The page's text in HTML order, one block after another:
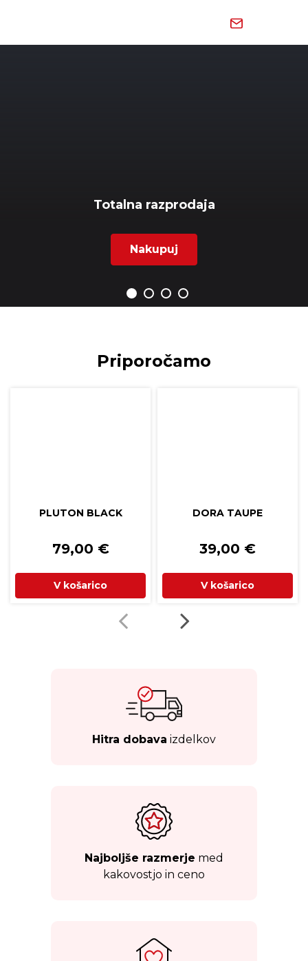
Totalna razprodaja
Nakupuj
Hitra dobava izdelkov
Najboljše razmerje med
kakovostjo in ceno
Priporočamo
PLUTON BLACK
79,00 €
V košarico
DORA TAUPE
39,00 €
V košarico